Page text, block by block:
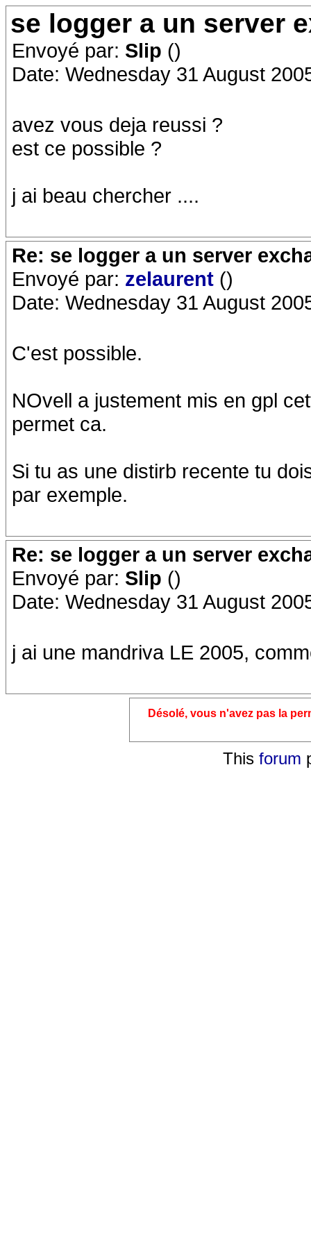
se logger a un server
Envoyé par: Slip ()
Date: Wednesday 31 August
avez vous deja reussi ?
est ce possible ?
j ai beau chercher ....
Re: se logger a un server
Envoyé par: zelaurent ()
Date: Wednesday 31 August
C'est possible.
NOvell a justement mis en gpl
permet ca.
Si tu as une distirb recente tu
par exemple.
Re: se logger a un server
Envoyé par: Slip ()
Date: Wednesday 31 August
j ai une mandriva LE 2005,
Désolé, vous n'avez pas la
This forum